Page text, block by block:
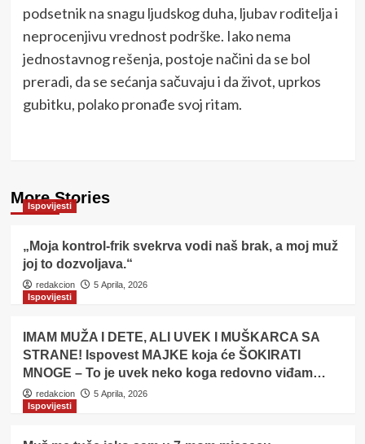
podsetnik na snagu ljudskog duha, ljubav roditelja i
neprocenjivu vrednost podrške. Iako nema
jednostavnog rešenja, postoje načini da se bol
preradi, da se sećanja sačuvaju i da život, uprkos
gubitku, polako pronađe svoj ritam.
More Stories
Ispovijesti
„Moja kontrol-frik svekrva vodi naš brak, a moj muž
joj to dozvoljava.“
redakcion
5 Aprila, 2026
Ispovijesti
IMAM MUŽA I DETE, ALI UVEK I MUŠKARCA SA
STRANE! Ispovest MAJKE koja će ŠOKIRATI
MNOGE – To je uvek neko koga redovno viđam…
redakcion
5 Aprila, 2026
Ispovijesti